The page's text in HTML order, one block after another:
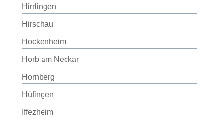
Hirrlingen
Hirschau
Hockenheim
Horb am Neckar
Hornberg
Hüfingen
Iffezheim